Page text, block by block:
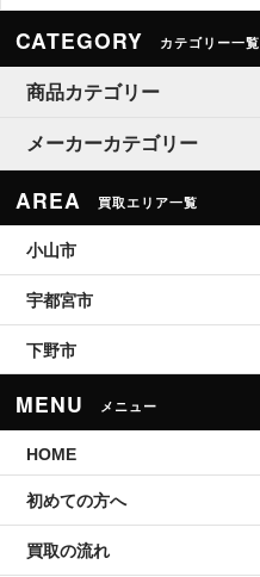
CATEGORY カテゴリー一覧
商品カテゴリー
メーカーカテゴリー
AREA 買取エリア一覧
小山市
宇都宮市
下野市
MENU メニュー
HOME
初めての方へ
買取の流れ